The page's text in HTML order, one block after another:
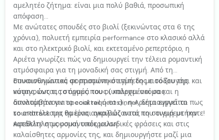
αμελητέο ζήτημα: είναι μια πολύ βαθιά, προσωπική
απόφαση...
Με ανώτατες σπουδές στο βιολί (ξεκινώντας στα 6 της
χρόνια), πολυετή εμπειρία performance στο κλασικό αλλά
και στο ηλεκτρικό βιολί, και εκτεταμένο ρεπερτόριο, η
Αριέτα γνωρίζει πώς να δημιουργεί την τέλεια ρομαντική
ατμόσφαιρα για τη μοναδική σας στιγμή. Από τη
συναισθηματικά φορτισμένη στιγμή της εισόδου της
νύφης, έως τις στιγμές που οι καλεσμένοι σας
απολαμβάνουν το cocktail ή το dinner, δημιουργεί το
soundtrack της ημέρας αγκαλιάζοντας τη στιγμή με την
κατάλληλη μουσική υπόκρουση.
Επικοινωνώντας σε προσωπικό επίπεδο με το ζευγάρι και
κατανοώντας το όραμά τους (υπάρχει ακόμα και η
δυνατότητα για special requests) , η Αριέτα εγγυάται πως
το αποτέλεσμα θα είναι ακριβώς αυτό που ονειρευτήκατε!
Αφεθείτε στις ρομαντικές μελωδικές φράσεις και στις
καλαίσθητες αρμονίες της, και δημιουργήστε μαζί μια